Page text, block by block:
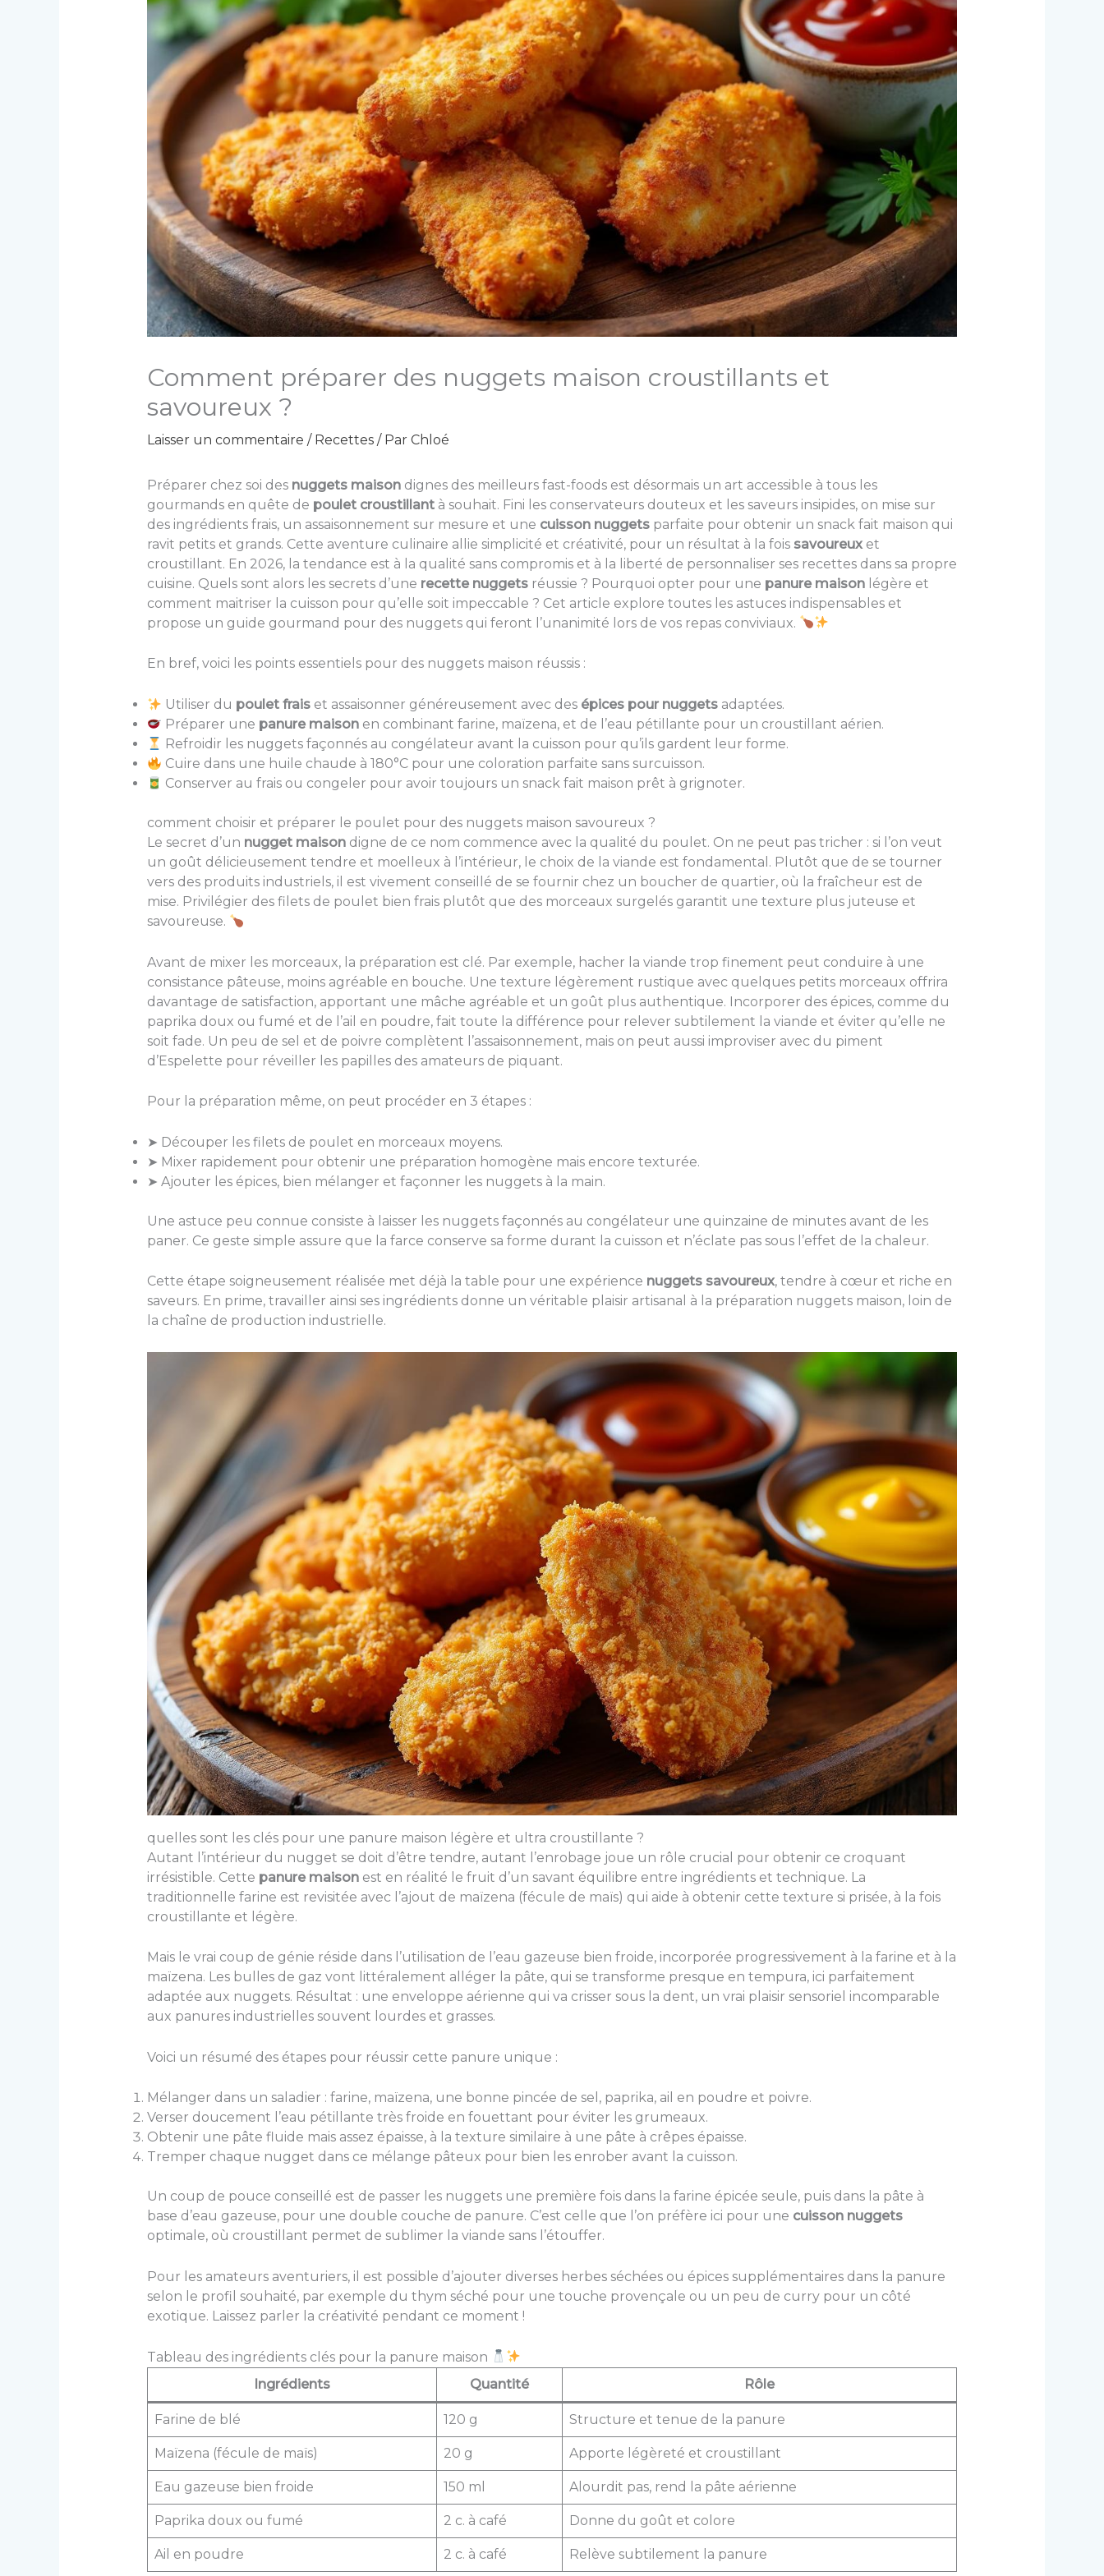
Comment préparer des nuggets maison croustillants et
savoureux ?
Laisser un commentaire / Recettes/ Par Chloé
Préparer chez soi des nuggets maisondignes des meilleurs fast-foods est désormais un art accessible à tous les
gourmands en quête de poulet croustillantà souhait. Fini les conservateurs douteux et les saveurs insipides, on mise sur
des ingrédients frais, un assaisonnement sur mesure et une cuisson nuggetsparfaite pour obtenir un snack fait maison qui
ravit petits et grands. Cette aventure culinaire allie simplicité et créativité, pour un résultat à la fois savoureuxet
croustillant. En 2026, la tendance est à la qualité sans compromis et à la liberté de personnaliser ses recettes dans sa propre
cuisine. Quels sont alors les secrets d’une recette nuggetsréussie ? Pourquoi opter pour une panure maisonlégère et
comment maitriser la cuisson pour qu’elle soit impeccable ? Cet article explore toutes les astuces indispensables et
propose un guide gourmand pour des nuggets qui feront l’unanimité lors de vos repas conviviaux.
En bref, voici les points essentiels pour des nuggets maison réussis :
Utiliser du poulet fraiset assaisonner généreusement avec des épices pour nuggetsadaptées.
Préparer une panure maisonen combinant farine, maïzena, et de l’eau pétillante pour un croustillant aérien.
Refroidir les nuggets façonnés au congélateur avant la cuisson pour qu’ils gardent leur forme.
Cuire dans une huile chaude à 180°C pour une coloration parfaite sans surcuisson.
Conserver au frais ou congeler pour avoir toujours un snack fait maison prêt à grignoter.
comment choisir et préparer le poulet pour des nuggets maison savoureux ?
Le secret d’un nugget maisondigne de ce nom commence avec la qualité du poulet. On ne peut pas tricher : si l’on veut
un goût délicieusement tendre et moelleux à l’intérieur, le choix de la viande est fondamental. Plutôt que de se tourner
vers des produits industriels, il est vivement conseillé de se fournir chez un boucher de quartier, où la fraîcheur est de
mise. Privilégier des filets de poulet bien frais plutôt que des morceaux surgelés garantit une texture plus juteuse et
savoureuse.
Avant de mixer les morceaux, la préparation est clé. Par exemple, hacher la viande trop finement peut conduire à une
consistance pâteuse, moins agréable en bouche. Une texture légèrement rustique avec quelques petits morceaux offrira
davantage de satisfaction, apportant une mâche agréable et un goût plus authentique. Incorporer des épices, comme du
paprika doux ou fumé et de l’ail en poudre, fait toute la différence pour relever subtilement la viande et éviter qu’elle ne
soit fade. Un peu de sel et de poivre complètent l’assaisonnement, mais on peut aussi improviser avec du piment
d’Espelette pour réveiller les papilles des amateurs de piquant.
Pour la préparation même, on peut procéder en 3 étapes :
➤ Découper les filets de poulet en morceaux moyens.
➤ Mixer rapidement pour obtenir une préparation homogène mais encore texturée.
➤ Ajouter les épices, bien mélanger et façonner les nuggets à la main.
Une astuce peu connue consiste à laisser les nuggets façonnés au congélateur une quinzaine de minutes avant de les
paner. Ce geste simple assure que la farce conserve sa forme durant la cuisson et n’éclate pas sous l’effet de la chaleur.
Cette étape soigneusement réalisée met déjà la table pour une expérience nuggets savoureux, tendre à cœur et riche en
saveurs. En prime, travailler ainsi ses ingrédients donne un véritable plaisir artisanal à la préparation nuggets maison, loin de
la chaîne de production industrielle.
quelles sont les clés pour une panure maison légère et ultra croustillante ?
Autant l’intérieur du nugget se doit d’être tendre, autant l’enrobage joue un rôle crucial pour obtenir ce croquant
irrésistible. Cette panure maisonest en réalité le fruit d’un savant équilibre entre ingrédients et technique. La
traditionnelle farine est revisitée avec l’ajout de maïzena (fécule de maïs) qui aide à obtenir cette texture si prisée, à la fois
croustillante et légère.
Mais le vrai coup de génie réside dans l’utilisation de l’eau gazeuse bien froide, incorporée progressivement à la farine et à la
maïzena. Les bulles de gaz vont littéralement alléger la pâte, qui se transforme presque en tempura, ici parfaitement
adaptée aux nuggets. Résultat : une enveloppe aérienne qui va crisser sous la dent, un vrai plaisir sensoriel incomparable
aux panures industrielles souvent lourdes et grasses.
Voici un résumé des étapes pour réussir cette panure unique :
Mélanger dans un saladier : farine, maïzena, une bonne pincée de sel, paprika, ail en poudre et poivre.
Verser doucement l’eau pétillante très froide en fouettant pour éviter les grumeaux.
Obtenir une pâte fluide mais assez épaisse, à la texture similaire à une pâte à crêpes épaisse.
Tremper chaque nugget dans ce mélange pâteux pour bien les enrober avant la cuisson.
Un coup de pouce conseillé est de passer les nuggets une première fois dans la farine épicée seule, puis dans la pâte à
base d’eau gazeuse, pour une double couche de panure. C’est celle que l’on préfère ici pour une cuisson nuggets
optimale, où croustillant permet de sublimer la viande sans l’étouffer.
Pour les amateurs aventuriers, il est possible d’ajouter diverses herbes séchées ou épices supplémentaires dans la panure
selon le profil souhaité, par exemple du thym séché pour une touche provençale ou un peu de curry pour un côté
exotique. Laissez parler la créativité pendant ce moment !
Tableau des ingrédients clés pour la panure maison
Ingrédients
Quantité Rôle
Farine de blé 120 g Structure et tenue de la panure
Maïzena (fécule de maïs) 20 g Apporte légèreté et croustillant
Eau gazeuse bien froide 150 ml Alourdit pas, rend la pâte aérienne
Paprika doux ou fumé 2 c. à café Donne du goût et colore
Ail en poudre 2 c. à café Relève subtilement la panure